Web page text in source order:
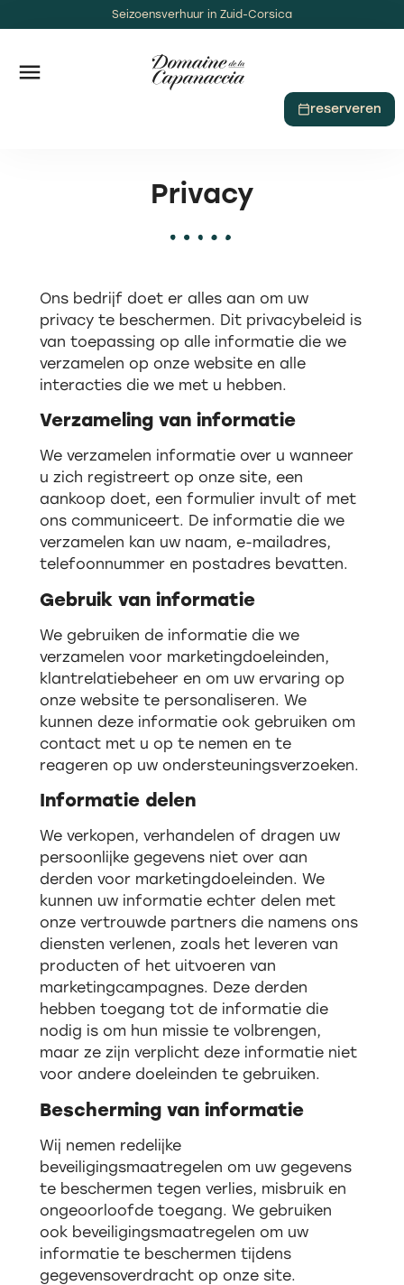
Seizoensverhuur in Zuid-Corsica
reserveren
Privacy
Ons bedrijf doet er alles aan om uw
privacy te beschermen. Dit privacybeleid is
van toepassing op alle informatie die we
verzamelen op onze website en alle
interacties die we met u hebben.
Verzameling van informatie
We verzamelen informatie over u wanneer
u zich registreert op onze site, een
aankoop doet, een formulier invult of met
ons communiceert. De informatie die we
verzamelen kan uw naam, e-mailadres,
telefoonnummer en postadres bevatten.
Gebruik van informatie
We gebruiken de informatie die we
verzamelen voor marketingdoeleinden,
klantrelatiebeheer en om uw ervaring op
onze website te personaliseren. We
kunnen deze informatie ook gebruiken om
contact met u op te nemen en te
reageren op uw ondersteuningsverzoeken.
Informatie delen
We verkopen, verhandelen of dragen uw
persoonlijke gegevens niet over aan
derden voor marketingdoeleinden. We
kunnen uw informatie echter delen met
onze vertrouwde partners die namens ons
diensten verlenen, zoals het leveren van
producten of het uitvoeren van
marketingcampagnes. Deze derden
hebben toegang tot de informatie die
nodig is om hun missie te volbrengen,
maar ze zijn verplicht deze informatie niet
voor andere doeleinden te gebruiken.
Bescherming van informatie
Wij nemen redelijke
beveiligingsmaatregelen om uw gegevens
te beschermen tegen verlies, misbruik en
ongeoorloofde toegang. We gebruiken
ook beveiligingsmaatregelen om uw
informatie te beschermen tijdens
gegevensoverdracht op onze site.